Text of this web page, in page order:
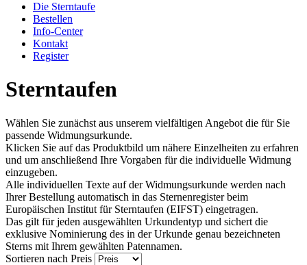
Die Sterntaufe
Bestellen
Info-Center
Kontakt
Register
Sterntaufen
Wählen Sie zunächst aus unserem vielfältigen Angebot die für Sie
passende Widmungsurkunde.
Klicken Sie auf das Produktbild um nähere Einzelheiten zu erfahren
und um anschließend Ihre Vorgaben für die individuelle Widmung
einzugeben.
Alle individuellen Texte auf der Widmungsurkunde werden nach
Ihrer Bestellung automatisch in das Sternenregister beim
Europäischen Institut für Sterntaufen (EIFST) eingetragen.
Das gilt für jeden ausgewählten Urkundentyp und sichert die
exklusive Nominierung des in der Urkunde genau bezeichneten
Sterns mit Ihrem gewählten Patennamen.
Sortieren nach Preis